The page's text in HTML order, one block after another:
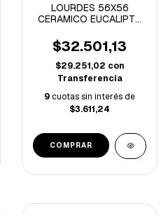
LOURDES 56X56
CERAMICO EUCALIPTO
$32.501,13
$29.251,02 con
Transferencia
9cuotas sin interés de
$3.611,24